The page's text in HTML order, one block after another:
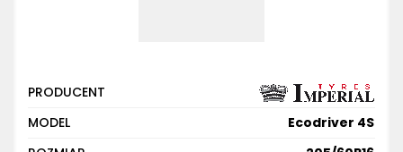
PRODUCENT
MODEL
Ecodriver 4S